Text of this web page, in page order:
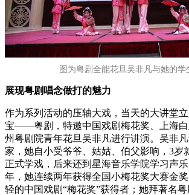
图为粤剧全能花旦吴非凡与她的
展现粤剧唱念做打的魅力
作为系列活动的压轴大戏，当天的大讲堂
宝——粤剧，特邀中国戏剧梅花奖、上海
州粤剧院青年花旦吴非凡进行讲演。吴非
家，她自小受爷爷、姑姑、伯父影响，3岁
正式学戏，后来还到星海音乐学院学习声乐
年，她连续两年获得全国小梅花奖大赛金
轻的中国戏剧“梅花奖”获得者；她拜著名